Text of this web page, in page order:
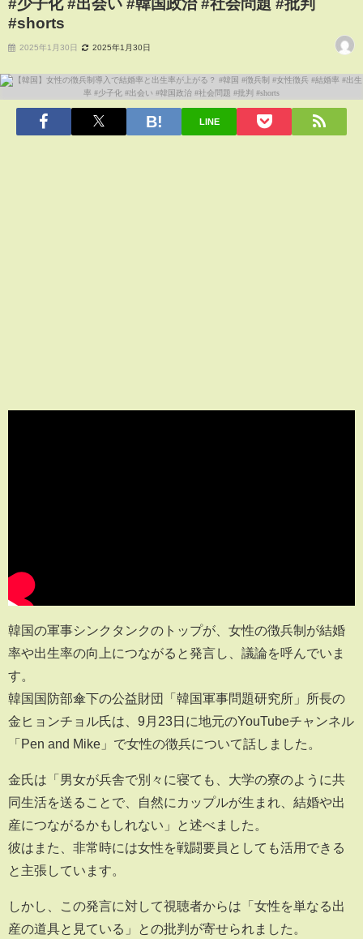
#少子化 #出会い #韓国政治 #社会問題 #批判
#shorts
2025年1月30日 2025年1月30日
LINE
韓国の軍事シンクタンクのトップが、女性の徴兵制が結婚
率や出生率の向上につながると発言し、議論を呼んでいま
す。
韓国国防部傘下の公益財団「韓国軍事問題研究所」所長の
金ヒョンチョル氏は、9月23日に地元のYouTubeチャンネル
「Pen and Mike」で女性の徴兵について話しました。
金氏は「男女が兵舎で別々に寝ても、大学の寮のように共
同生活を送ることで、自然にカップルが生まれ、結婚や出
産につながるかもしれない」と述べました。
彼はまた、非常時には女性を戦闘要員としても活用できる
と主張しています。
しかし、この発言に対して視聴者からは「女性を単なる出
産の道具と見ている」との批判が寄せられました。